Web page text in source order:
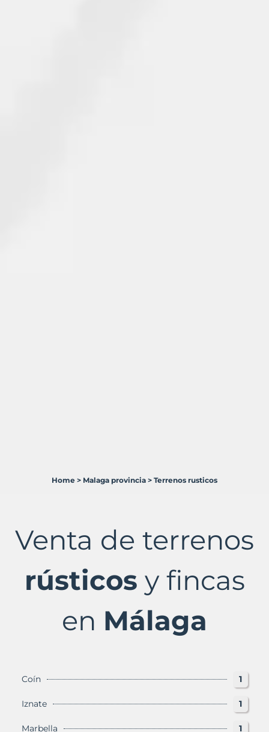
en
Málaga
Provincia
Murbalands
Home > Malaga provincia > Terrenos rusticos
Venta de terrenos
rústicos y fincas
en Málaga
Coín 1
Iznate 1
Marbella 1